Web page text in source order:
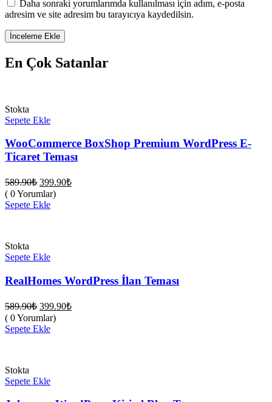
Daha sonraki yorumlarımda kullanılması için adım, e-posta
adresim ve site adresim bu tarayıcıya kaydedilsin.
En Çok Satanlar
Stokta
Sepete Ekle
WooCommerce BoxShop Premium WordPress E-
Ticaret Teması
589.90₺ Orijinal
fiyat:
589.90₺.
399.90₺Şu
( 0 Yorumlar)
Sepete Ekle
Stokta
Sepete Ekle
RealHomes WordPress İlan Teması
589.90₺ Orijinal
fiyat:
589.90₺.
399.90₺Şu
( 0 Yorumlar)
Sepete Ekle
Stokta
Sepete Ekle